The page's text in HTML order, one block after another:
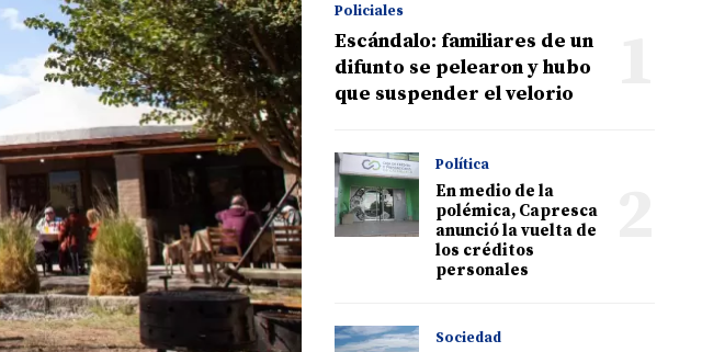
Policiales
Escándalo: familiares de un
difunto se pelearon y hubo
que suspender el velorio
Política
En medio de la
polémica, Capresca
anunció la vuelta de
los créditos
personales
Sociedad